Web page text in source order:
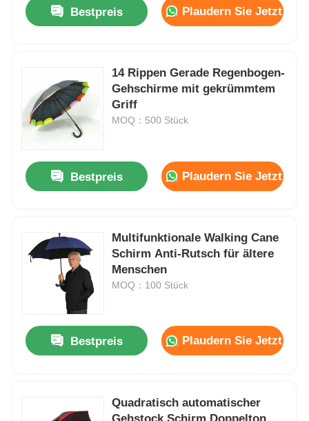
Startseite
Über uns
Qualitätskontrolle
Kontakt
Nachrichten
Alle Fälle
Golfregenschirme
Bestpreis Plaudern Sie Jetzt
14 Rippen Gerade Regenbogen-
Gehschirme mit gekrümmtem
Griff
MOQ：500 Stück
Bestpreis Plaudern Sie Jetzt
Multifunktionale Walking Cane
Schirm Anti-Rutsch für ältere
Menschen
MOQ：100 Stück
Bestpreis Plaudern Sie Jetzt
Quadratisch automatischer
Gehstock Schirm Doppelton